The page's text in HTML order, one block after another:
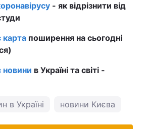
- як відрізнити від
карта поширення на сьогодні
новини в Україні та світі -
в Україні новини Києва